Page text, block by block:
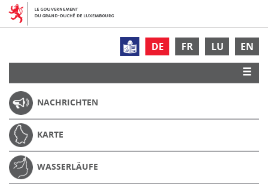
DE FR LU EN
NACHRICHTEN
KARTE
WASSERLÄUFE